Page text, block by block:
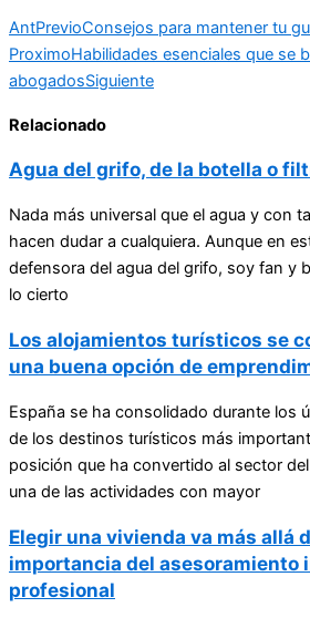
AntPrevioConsejos para mantener tu
ProximoHabilidades esenciales que se
abogadosSiguiente
Relacionado
Agua del grifo, de la botella o
Nada más universal que el agua y con
hacen dudar a cualquiera. Aunque en
defensora del agua del grifo, soy fan y
lo cierto
Los alojamientos turísticos se
una buena opción de
España se ha consolidado durante los
de los destinos turísticos más
posición que ha convertido al sector
una de las actividades con mayor
Elegir una vivienda va más allá
importancia del asesoramiento
profesional